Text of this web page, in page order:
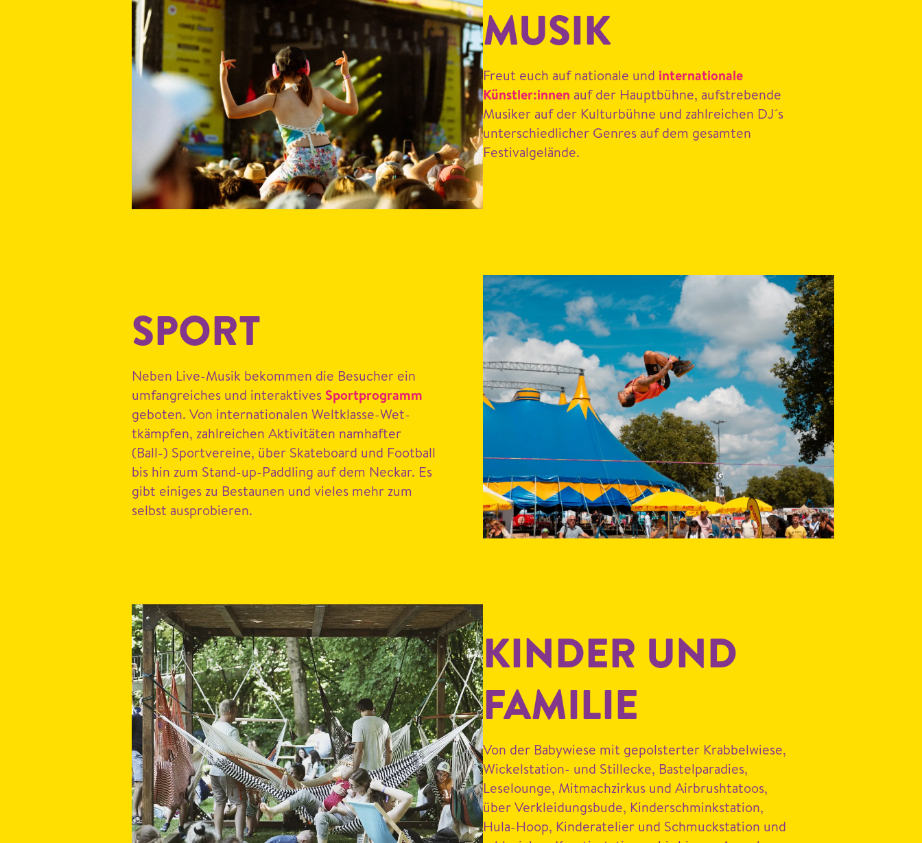
MUSIK
Freut euch auf nationale und inter­na­tionale
Künstler:innen auf der Haupt­bühne, auf­strebende
Musik­er auf der Kul­tur­bühne und zahlre­ichen DJ´s
unter­schiedlich­er Gen­res auf dem gesamten
Festivalgelände.
SPORT
Neben Live-Musik bekom­men die Besuch­er ein
umfan­gre­ich­es und inter­ak­tives Sport­pro­gramm
geboten. Von inter­na­tionalen Weltk­lasse-Wet­
tkämpfen, zahlre­ichen Aktiv­itäten namhafter
(Ball-) Sportvere­ine, über Skate­board und Foot­ball
bis hin zum Stand-up-Pad­dling auf dem Neckar. Es
gibt einiges zu Bestaunen und vieles mehr zum
selb­st ausprobieren.
KINDER UND
FAMILIE
Von der Baby­wiese mit gepol­stert­er Krabbel­wiese,
Wick­el­sta­tion- und Stil­lecke, Bastel­paradies,
Leselounge, Mit­machzirkus und Air­brush­ta­toos,
über Verklei­dungs­bude, Kinder­schminksta­tion,
Hula-Hoop, Kinder­ate­lier und Schmuck­sta­tion und